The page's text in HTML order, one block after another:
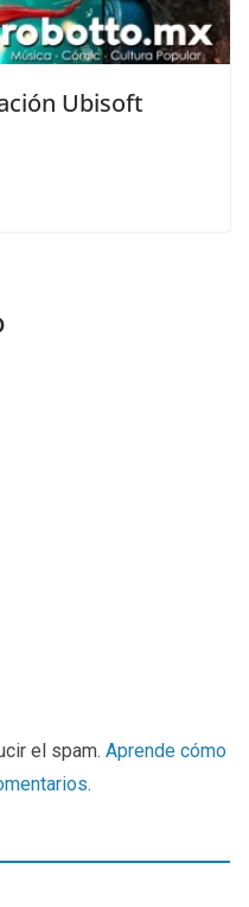
Ubisoft
el spam. Aprende cómo
.